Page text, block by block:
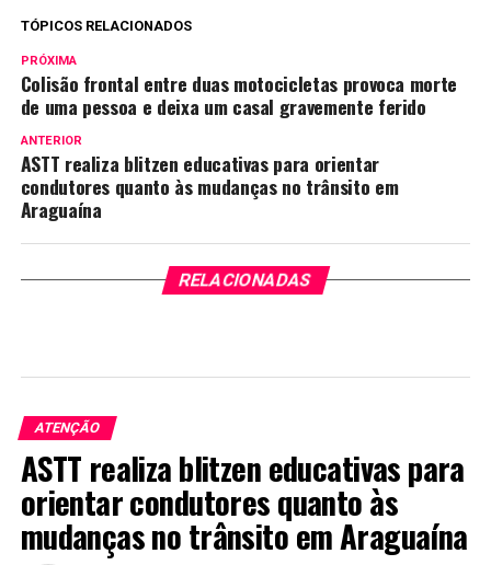
TÓPICOS RELACIONADOS
PRÓXIMA
Colisão frontal entre duas motocicletas provoca morte
de uma pessoa e deixa um casal gravemente ferido
ANTERIOR
ASTT realiza blitzen educativas para orientar
condutores quanto às mudanças no trânsito em
Araguaína
RELACIONADAS
ATENÇÃO
ASTT realiza blitzen educativas para
orientar condutores quanto às
mudanças no trânsito em Araguaína